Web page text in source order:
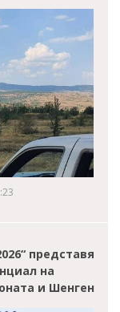
представя
на
и Шенген